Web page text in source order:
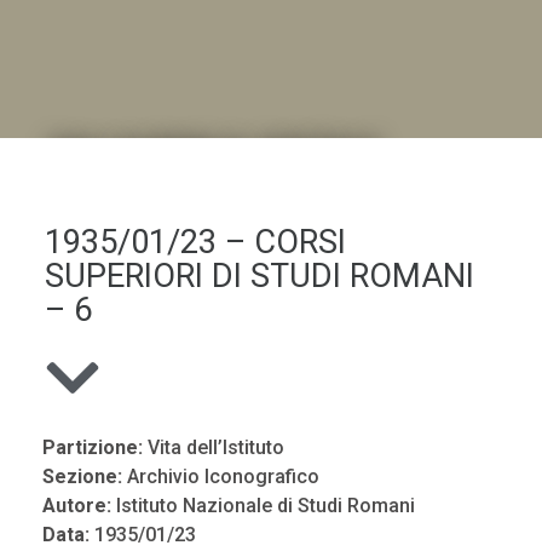
1935/01/23 – CORSI
SUPERIORI DI STUDI ROMANI
– 6
Partizione: Vita dell’Istituto
Sezione: Archivio Iconografico
Autore: Istituto Nazionale di Studi Romani
Data: 1935/01/23